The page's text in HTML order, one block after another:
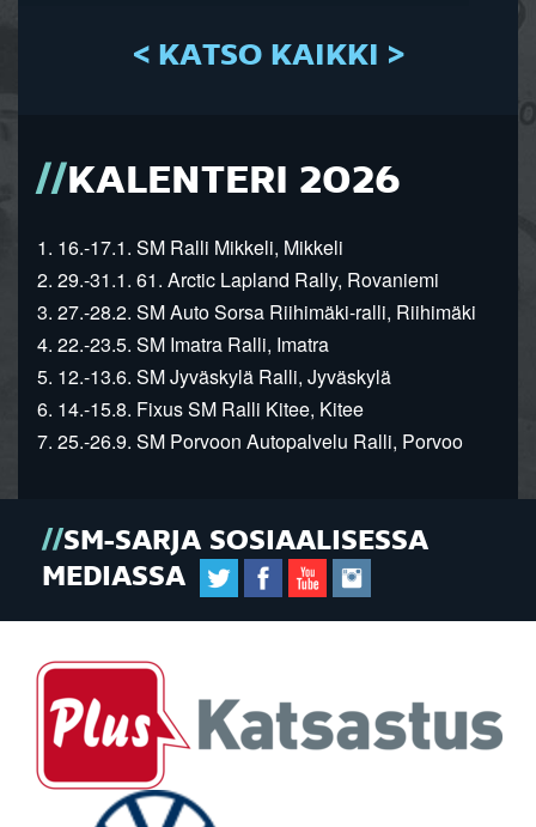
< KATSO KAIKKI >
KALENTERI 2026
1. 16.-17.1. SM Ralli Mikkeli, Mikkeli
2. 29.-31.1. 61. Arctic Lapland Rally, Rovaniemi
3. 27.-28.2. SM Auto Sorsa Riihimäki-ralli, Riihimäki
4. 22.-23.5. SM Imatra Ralli, Imatra
5. 12.-13.6. SM Jyväskylä Ralli, Jyväskylä
6. 14.-15.8. Fixus SM Ralli Kitee, Kitee
7. 25.-26.9. SM Porvoon Autopalvelu Ralli, Porvoo
SM-SARJA SOSIAALISESSA
MEDIASSA